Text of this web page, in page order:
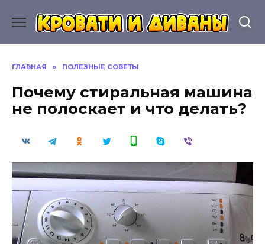
содержанию
ГЛАВНАЯ » ПОЛЕЗНЫЕ СОВЕТЫ
Почему стиральная машина
не полоскает и что делать?